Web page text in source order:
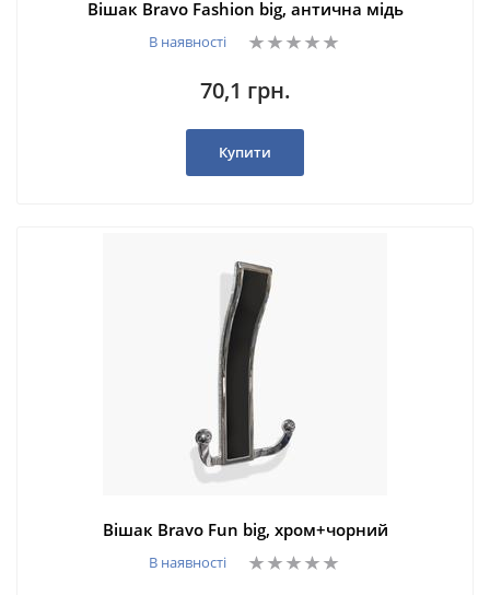
Вішак Bravo Fashion big, антична мідь
В наявності
70,1 грн.
Купити
Вішак Bravo Fun big, хром+чорний
В наявності